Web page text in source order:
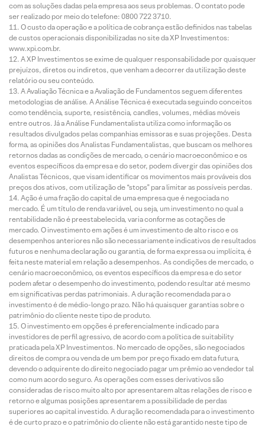
com as soluções dadas pela empresa aos seus problemas. O contato pode
ser realizado por meio do telefone: 0800 722 3710.
O custo da operação e a política de cobrança estão definidos nas tabelas
de custos operacionais disponibilizadas no site da XP Investimentos:
www.xpi.com.br.
A XP Investimentos se exime de qualquer responsabilidade por quaisquer
prejuízos, diretos ou indiretos, que venham a decorrer da utilização deste
relatório ou seu conteúdo.
A Avaliação Técnica e a Avaliação de Fundamentos seguem diferentes
metodologias de análise. A Análise Técnica é executada seguindo conceitos
como tendência, suporte, resistência, candles, volumes, médias móveis
entre outros. Já a Análise Fundamentalista utiliza como informação os
resultados divulgados pelas companhias emissoras e suas projeções. Desta
forma, as opiniões dos Analistas Fundamentalistas, que buscam os melhores
retornos dadas as condições de mercado, o cenário macroeconômico e os
eventos específicos da empresa e do setor, podem divergir das opiniões dos
Analistas Técnicos, que visam identificar os movimentos mais prováveis dos
preços dos ativos, com utilização de “stops” para limitar as possíveis perdas.
Ação é uma fração do capital de uma empresa que é negociada no
mercado. É um título de renda variável, ou seja, um investimento no qual a
rentabilidade não é preestabelecida, varia conforme as cotações de
mercado. O investimento em ações é um investimento de alto risco e os
desempenhos anteriores não são necessariamente indicativos de resultados
futuros e nenhuma declaração ou garantia, de forma expressa ou implícita, é
feita neste material em relação a desempenhos. As condições de mercado, o
cenário macroeconômico, os eventos específicos da empresa e do setor
podem afetar o desempenho do investimento, podendo resultar até mesmo
em significativas perdas patrimoniais. A duração recomendada para o
investimento é de médio-longo prazo. Não há quaisquer garantias sobre o
patrimônio do cliente neste tipo de produto.
O investimento em opções é preferencialmente indicado para
investidores de perfil agressivo, de acordo com a política de suitability
praticada pela XP Investimentos. No mercado de opções, são negociados
direitos de compra ou venda de um bem por preço fixado em data futura,
devendo o adquirente do direito negociado pagar um prêmio ao vendedor tal
como num acordo seguro. As operações com esses derivativos são
consideradas de risco muito alto por apresentarem altas relações de risco e
retorno e algumas posições apresentarem a possibilidade de perdas
superiores ao capital investido. A duração recomendada para o investimento
é de curto prazo e o patrimônio do cliente não está garantido neste tipo de